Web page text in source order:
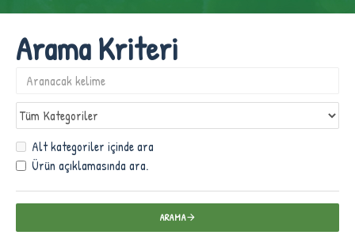
Arama Kriteri
Alt kategoriler içinde ara
Ürün açıklamasında ara.
ARAMA